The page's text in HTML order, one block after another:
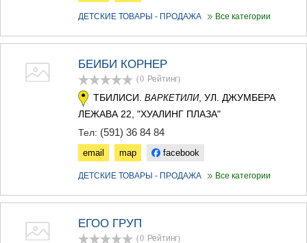
ДЕТСКИЕ ТОВАРЫ - ПРОДАЖА Все категории
БЕИБИ КОРНЕР
(0 Рейтинг)
ТБИЛИСИ. ВАРКЕТИЛИ, УЛ. ДЖУМБЕРА
ЛЕЖАВА 22, "ХУАЛИНГ ПЛАЗА"
Тел: (591) 36 84 84
email map facebook
ДЕТСКИЕ ТОВАРЫ - ПРОДАЖА Все категории
ЕГОО ГРУП
(0 Рейтинг)